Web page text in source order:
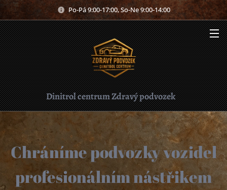
Po-Pá 9:00-17:00, So-Ne 9:00-14:00
Dinitrol centrum Zdravý podvozek
Chráníme podvozky vozidel
profesionálním nástřikem